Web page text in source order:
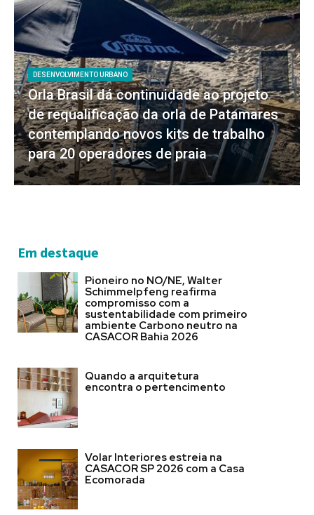
DESENVOLVIMENTO URBANO
Orla Brasil dá continuidade ao projeto
de requalificação da orla de Patamares
contemplando novos kits de trabalho
para 20 operadores de praia
Em destaque
Pioneiro no NO/NE, Walter
Schimmelpfeng reafirma
compromisso com a
sustentabilidade com primeiro
ambiente Carbono neutro na
CASACOR Bahia 2026
Quando a arquitetura
encontra o pertencimento
Volar Interiores estreia na
CASACOR SP 2026 com a Casa
Ecomorada